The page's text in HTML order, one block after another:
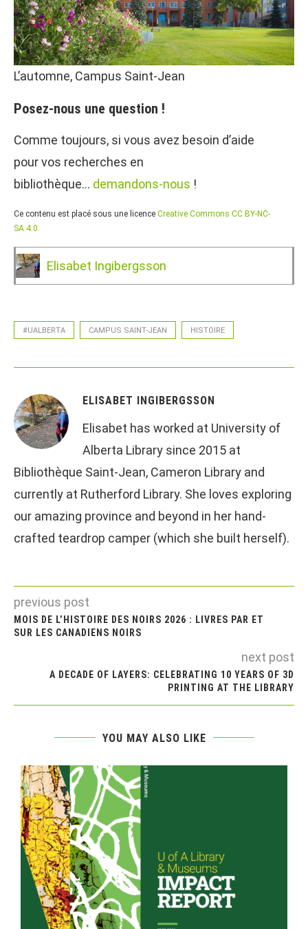
L’automne, Campus Saint-Jean
Posez-nous une question !
Comme toujours, si vous avez besoin d’aide
pour vos recherches en
bibliothèque… demandons-nous !
Ce contenu est placé sous une licence Creative Commons CC BY-NC-
SA 4.0.
Elisabet Ingibergsson
#UALBERTA CAMPUS SAINT-JEAN HISTOIRE
ELISABET INGIBERGSSON
Elisabet has worked at University of
Alberta Library since 2015 at
Bibliothèque Saint-Jean, Cameron Library and
currently at Rutherford Library. She loves exploring
our amazing province and beyond in her hand-
crafted teardrop camper (which she built herself).
previous post
MOIS DE L’HISTOIRE DES NOIRS 2026 : LIVRES PAR ET
SUR LES CANADIENS NOIRS
next post
A DECADE OF LAYERS: CELEBRATING 10 YEARS OF 3D
PRINTING AT THE LIBRARY
YOU MAY ALSO LIKE